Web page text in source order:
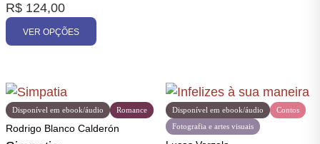
R$ 124,00
VER OPÇÕES
Disponível em ebook/áudio Romance
Rodrigo Blanco Calderón
Contos
Disponível em ebook/áudio
Fotografia e artes visuais